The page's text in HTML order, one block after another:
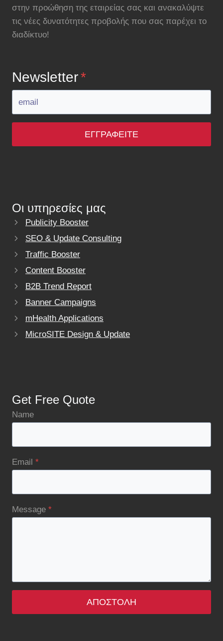
στην προώθηση της εταιρείας σας και ανακαλύψτε
τις νέες δυνατότητες προβολής που σας παρέχει το
διαδίκτυο!
Newsletter*
ΕΓΓΡΑΦΕΊΤΕ
Οι υπηρεσίες μας
Publicity Booster
SEO & Update Consulting
Traffic Booster
Content Booster
B2B Trend Report
Banner Campaigns
mHealth Applications
MicroSITE Design & Update
Get Free Quote
Name
Email *
Message *
ΑΠΟΣΤΟΛΉ